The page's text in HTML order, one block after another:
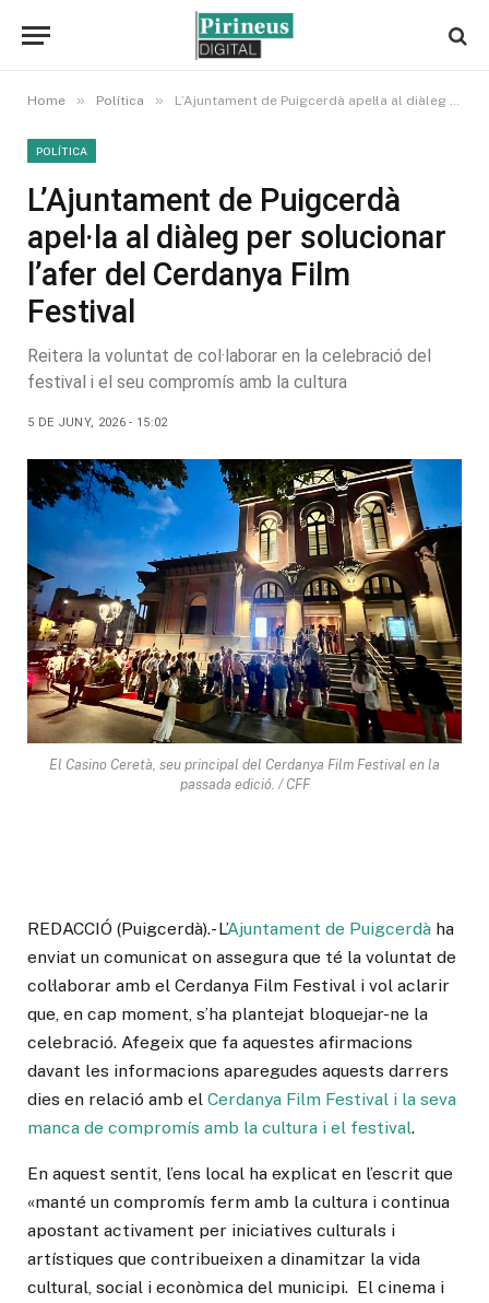
Home » Política » L’Ajuntament de Puigcerdà apel·la al diàleg per solucionar l’afer del Cerdanya Film Festival
POLÍTICA
L’Ajuntament de Puigcerdà
apel·la al diàleg per solucionar
l’afer del Cerdanya Film
Festival
Reitera la voluntat de col·laborar en la celebració del
festival i el seu compromís amb la cultura
5 DE JUNY, 2026 - 15:02
El Casino Ceretà, seu principal del Cerdanya Film Festival en la
passada edició. / CFF
REDACCIÓ (Puigcerdà).- L’Ajuntament de Puigcerdà ha
enviat un comunicat on assegura que té la voluntat de
col·laborar amb el Cerdanya Film Festival i vol aclarir
que, en cap moment, s’ha plantejat bloquejar-ne la
celebració. Afegeix que fa aquestes afirmacions
davant les informacions aparegudes aquests darrers
dies en relació amb el Cerdanya Film Festival i la seva
manca de compromís amb la cultura i el festival.
En aquest sentit, l’ens local ha explicat en l’escrit que
«manté un compromís ferm amb la cultura i continua
apostant activament per iniciatives culturals i
artístiques que contribueixen a dinamitzar la vida
cultural, social i econòmica del municipi. El cinema i